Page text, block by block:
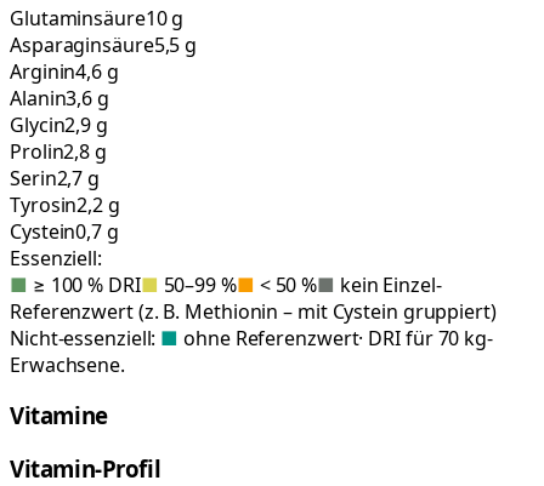
Glutaminsäure10 g
Asparaginsäure5,5 g
Arginin4,6 g
Alanin3,6 g
Glycin2,9 g
Prolin2,8 g
Serin2,7 g
Tyrosin2,2 g
Cystein0,7 g
Essenziell:
■ ≥ 100 % DRI■ 50–99 %■ < 50 %■ kein Einzel-
Referenzwert (z. B. Methionin – mit Cystein gruppiert)
Nicht-essenziell: ■ ohne Referenzwert· DRI für 70 kg-
Erwachsene.
Vitamine
Vitamin-Profil